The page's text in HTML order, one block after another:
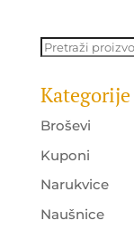
Pretraži:
Kategorije
Broševi
Kuponi
Narukvice
Naušnice